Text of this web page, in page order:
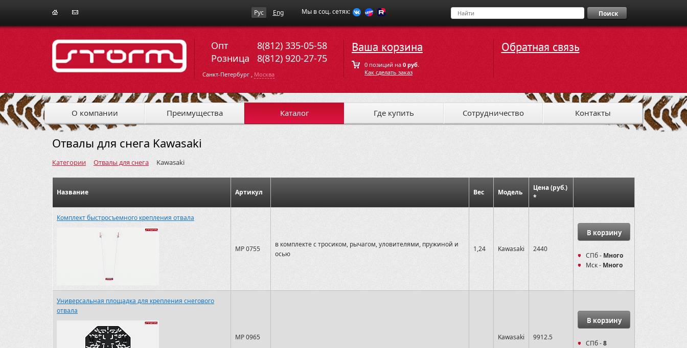
Рус Eng Мы в соц. сетях: Поиск
Опт
8(812) 335-05-58
Розница
8(812) 920-27-75
Санкт-Петербург , Москва
Ваша корзина
0 позиций на 0 руб.
Как сделать заказ
Обратная связь
О компании Преимущества Каталог Где купить Сотрудничество Контакты
Отвалы для снега Kawasaki
Категории Отвалы для снега Kawasaki
Название Артикул Вес Модель
Цена (руб.)
*
Комплект быстросъемного крепления отвала
MP 0755
в комплекте с тросиком, рычагом, уловителями, пружиной и
осью
1,24 Kawasaki 2440
В корзину
СПб - Много
Мск - Много
Универсальная площадка для крепления снегового
отвала
MP 0965 Kawasaki 9912.5
В корзину
СПб -8